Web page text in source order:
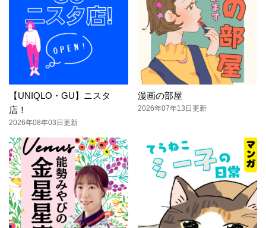
【UNIQLO・GU】ニスタ
店！
2026年08年03日更新
漫画の部屋
2026年07年13日更新